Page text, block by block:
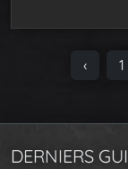
e
n
‹
P
1
DERNIERS